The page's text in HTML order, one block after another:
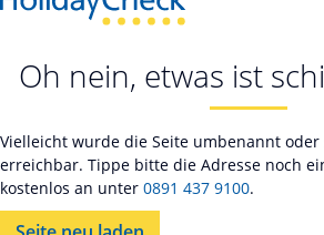
Oh nein, etwas ist
Vielleicht wurde die Seite umbenannt
erreichbar. Tippe bitte die Adresse noch
kostenlos an unter 0891 437 9100.